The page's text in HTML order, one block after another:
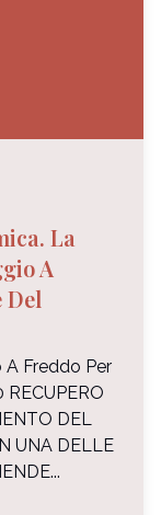
La
A
Del
Freddo Per
DEL
UNA DELLE